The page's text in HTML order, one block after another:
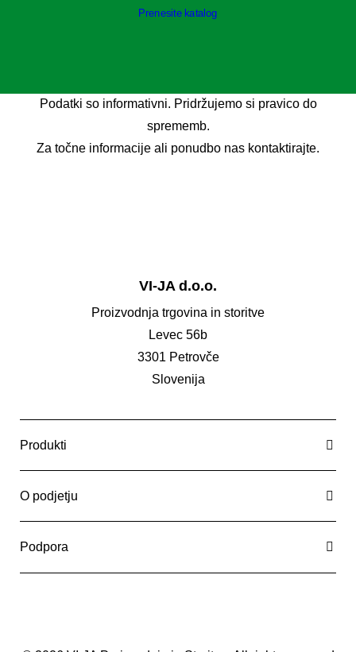
Prenesite katalog
Podatki so informativni. Pridržujemo si pravico do
sprememb.
Za točne informacije ali ponudbo nas kontaktirajte.
VI-JA d.o.o.
Proizvodnja trgovina in storitve
Levec 56b
3301 Petrovče
Slovenija
Produkti
O podjetju
Podpora